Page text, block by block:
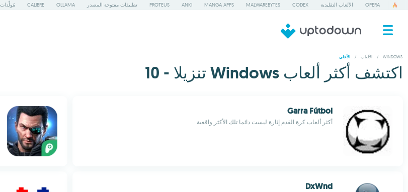
OPERA الألعاب التقليدية CODEX
MALWAREBYTES
MANGA APPS
ANKI
PROTEUS تطبيقات مفتوحة المصدر OLLAMA
CALIBRE
WINDOWS
/ الألعاب / الأعلى
اكتشف أكثر ألعاب Windows تنزيلا - 10
Garra Fútbol
أكثر ألعاب كرة القدم إثارة ليست دائما تلك الأكثر واقعية
DxWnd